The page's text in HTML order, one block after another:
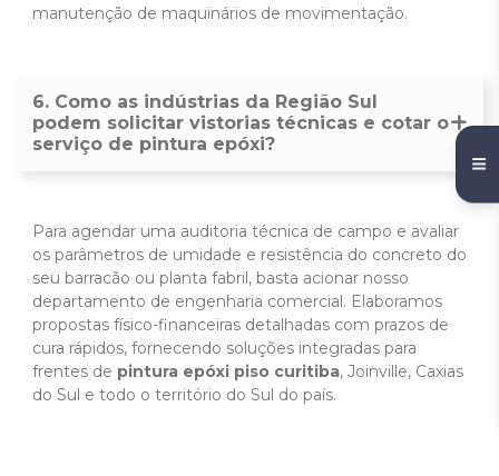
manutenção de maquinários de movimentação.
6. Como as indústrias da Região Sul
podem solicitar vistorias técnicas e cotar o
serviço de pintura epóxi?
Para agendar uma auditoria técnica de campo e avaliar
os parâmetros de umidade e resistência do concreto do
seu barracão ou planta fabril, basta acionar nosso
departamento de engenharia comercial. Elaboramos
propostas físico-financeiras detalhadas com prazos de
cura rápidos, fornecendo soluções integradas para
frentes de pintura epóxi piso curitiba, Joinville, Caxias
do Sul e todo o território do Sul do país.